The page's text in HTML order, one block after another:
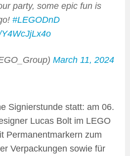
party, some epic fun is
#LEGODnD
March 11, 2024
Signierstunde statt: am 06.
Lucas Bolt im LEGO
Permanentmarkern zum
Verpackungen sowie für